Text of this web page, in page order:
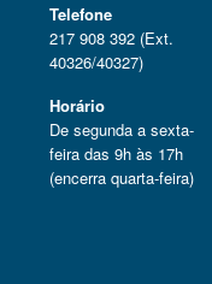
Telefone
217 908 392 (Ext.
40326/40327)
Horário
De segunda a sexta-
feira das 9h às 17h
(encerra quarta-feira)